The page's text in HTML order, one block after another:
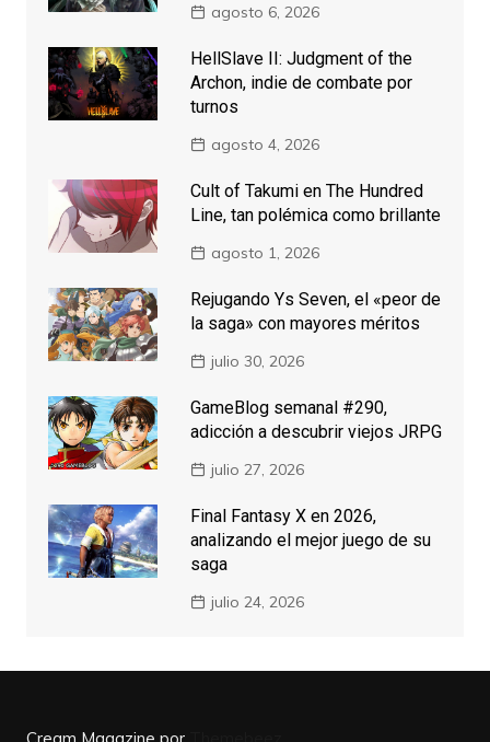
agosto 6, 2026
HellSlave II: Judgment of the
Archon, indie de combate por
turnos
agosto 4, 2026
Cult of Takumi en The Hundred
Line, tan polémica como brillante
agosto 1, 2026
Rejugando Ys Seven, el «peor de
la saga» con mayores méritos
julio 30, 2026
GameBlog semanal #290,
adicción a descubrir viejos JRPG
julio 27, 2026
Final Fantasy X en 2026,
analizando el mejor juego de su
saga
julio 24, 2026